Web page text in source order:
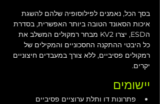
בסך הכל, נאמנים לפילוסופיה שלהם להשגת
איכות הסאונד הטובה ביותר האפשרית, בסדרת
הESD, יצרו KV2 מבחר רמקולים המשלב את
כל היבטי ההתקנה החסכוניים והמקילים של
רמקולים פסיביים, ללא צורך במעבדים חיצוניים
יקרים.
יישומים
פתרונות דו ותלת ערוציים פסיביים